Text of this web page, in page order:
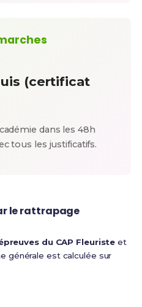
(certificat
dans les 48h
tous les justificatifs.
le rattrapage
du CAP Fleuriste et
générale est calculée sur